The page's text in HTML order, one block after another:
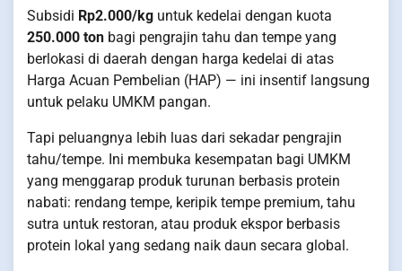
Subsidi Rp2.000/kg untuk kedelai dengan kuota
250.000 ton bagi pengrajin tahu dan tempe yang
berlokasi di daerah dengan harga kedelai di atas
Harga Acuan Pembelian (HAP) — ini insentif langsung
untuk pelaku UMKM pangan.
Tapi peluangnya lebih luas dari sekadar pengrajin
tahu/tempe. Ini membuka kesempatan bagi UMKM
yang menggarap produk turunan berbasis protein
nabati: rendang tempe, keripik tempe premium, tahu
sutra untuk restoran, atau produk ekspor berbasis
protein lokal yang sedang naik daun secara global.